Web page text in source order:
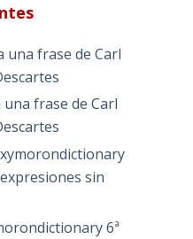
una frase de Carl
frase de Carl
sin
6ª